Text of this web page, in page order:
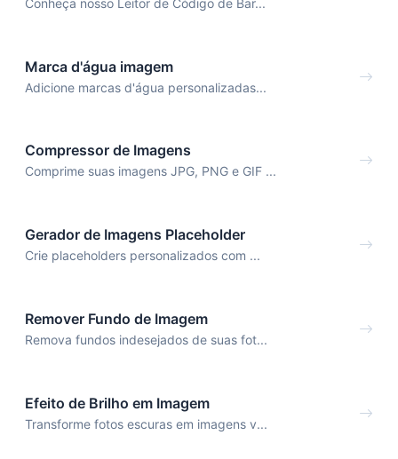
Marca d'água imagem
Adicione marcas d'água personalizadas...
Compressor de Imagens
Comprime suas imagens JPG, PNG e GIF ...
Gerador de Imagens Placeholder
Crie placeholders personalizados com ...
Remover Fundo de Imagem
Remova fundos indesejados de suas fot...
Efeito de Brilho em Imagem
Transforme fotos escuras em imagens v...